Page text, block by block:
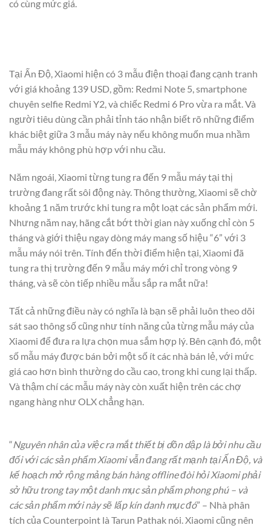
có cùng mức giá.
Tại Ấn Độ, Xiaomi hiện có 3 mẫu điện thoại đang cạnh tranh
với giá khoảng 139 USD, gồm: Redmi Note 5, smartphone
chuyên selfie Redmi Y2, và chiếc Redmi 6 Pro vừa ra mắt. Và
người tiêu dùng cần phải tỉnh táo nhận biết rõ những điểm
khác biệt giữa 3 mẫu máy này nếu không muốn mua nhầm
mẫu máy không phù hợp với nhu cầu.
Năm ngoái, Xiaomi từng tung ra đến 9 mẫu máy tại thị
trường đang rất sôi động này. Thông thường, Xiaomi sẽ chờ
khoảng 1 năm trước khi tung ra một loạt các sản phẩm mới.
Nhưng năm nay, hãng cắt bớt thời gian này xuống chỉ còn 5
tháng và giới thiệu ngay dòng máy mang số hiệu “6” với 3
mẫu máy nói trên. Tính đến thời điểm hiện tại, Xiaomi đã
tung ra thị trường đến 9 mẫu máy mới chỉ trong vòng 9
tháng, và sẽ còn tiếp nhiều mẫu sắp ra mắt nữa!
Tất cả những điều này có nghĩa là bạn sẽ phải luôn theo dõi
sát sao thông số cũng như tính năng của từng mẫu máy của
Xiaomi để đưa ra lựa chọn mua sắm hợp lý. Bên cạnh đó, một
số mẫu máy được bán bởi một số ít các nhà bán lẻ, với mức
giá cao hơn bình thường do cầu cao, trong khi cung lại thấp.
Và thậm chí các mẫu máy này còn xuất hiện trên các chợ
ngang hàng như OLX chẳng hạn.
“Nguyên nhân của việc ra mắt thiết bị dồn dập là bởi nhu cầu
đối với các sản phẩm Xiaomi vẫn đang rất mạnh tại Ấn Độ, và
kế hoạch mở rộng mảng bán hàng offline đòi hỏi Xiaomi phải
sở hữu trong tay một danh mục sản phẩm phong phú – và
các sản phẩm mới này sẽ lấp kín danh mục đó” – Nhà phân
tích của Counterpoint là Tarun Pathak nói. Xiaomi cũng nên